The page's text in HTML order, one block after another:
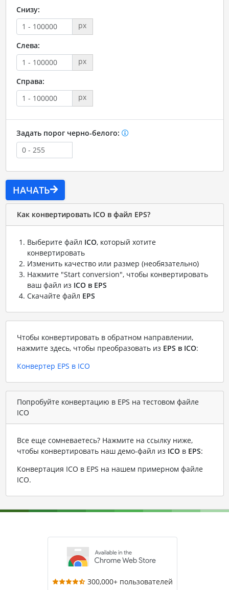
Снизу:
px
Слева:
px
Справа:
px
Задать порог черно-белого:
НАЧАТЬ
Как конвертировать ICO в файл EPS?
Выберите файл ICO, который хотите
конвертировать
Изменить качество или размер (необязательно)
Нажмите "Start conversion", чтобы конвертировать
ваш файл из ICO в EPS
Скачайте файл EPS
Чтобы конвертировать в обратном направлении,
нажмите здесь, чтобы преобразовать из EPS в ICO:
Конвертер EPS в ICO
Попробуйте конвертацию в EPS на тестовом файле
ICO
Все еще сомневаетесь? Нажмите на ссылку ниже,
чтобы конвертировать наш демо-файл из ICOв EPS:
Конвертация ICO в EPS на нашем примерном файле
ICO.
300,000+ пользователей